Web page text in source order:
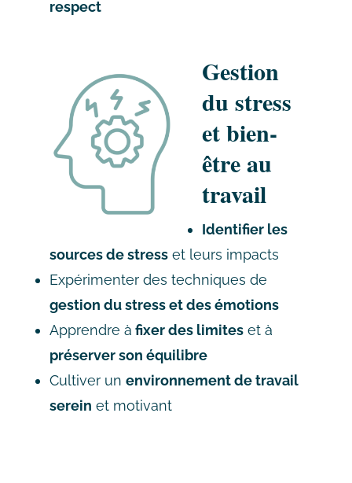
respect
Gestion
du stress
et bien-
être au
travail
Identifier les
sources de stresset leurs impacts
Expérimenter des techniques de
gestion du stress et des émotions
Apprendre à fixer des limiteset à
préserver son équilibre
Cultiver un environnement de travail
serein et motivant